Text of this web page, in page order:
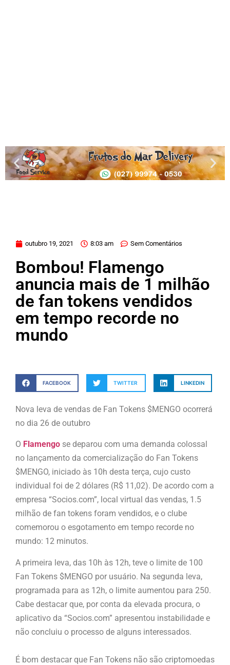
outubro 19, 2021 8:03 am Sem Comentários
Bombou! Flamengo
anuncia mais de 1 milhão
de fan tokens vendidos
em tempo recorde no
mundo
FACEBOOK TWITTER LINKEDIN
Nova leva de vendas de Fan Tokens $MENGO ocorrerá
no dia 26 de outubro
O Flamengo se deparou com uma demanda colossal
no lançamento da comercialização do Fan Tokens
$MENGO, iniciado às 10h desta terça, cujo custo
individual foi de 2 dólares (R$ 11,02). De acordo com a
empresa “Socios.com”, local virtual das vendas, 1.5
milhão de fan tokens foram vendidos, e o clube
comemorou o esgotamento em tempo recorde no
mundo: 12 minutos.
A primeira leva, das 10h às 12h, teve o limite de 100
Fan Tokens $MENGO por usuário. Na segunda leva,
programada para as 12h, o limite aumentou para 250.
Cabe destacar que, por conta da elevada procura, o
aplicativo da “Socios.com” apresentou instabilidade e
não concluiu o processo de alguns interessados.
É bom destacar que Fan Tokens não são criptomoedas